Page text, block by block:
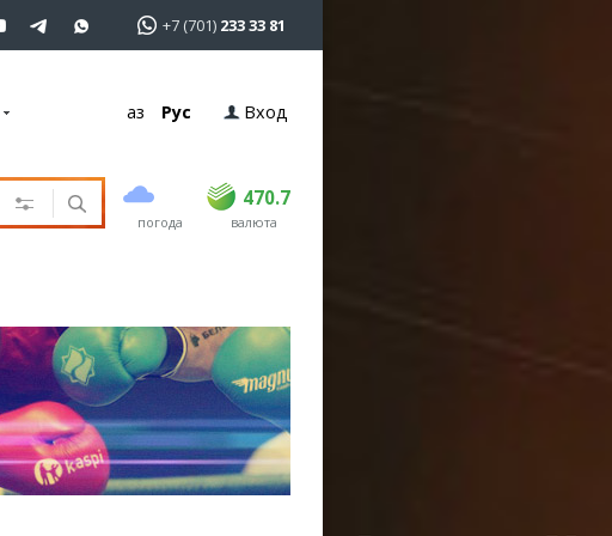
+7 (701) 233 33 81
Қаз Рус Вход
погода
470.7
USD 468.5 470.7
EUR валюта